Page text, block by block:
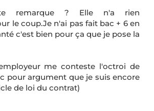
remarque ? Elle n'a rien
le coup.Je n'ai pas fait bac + 6 en
c'est bien pour ça que je pose la
me conteste l'octroi de
pour argument que je suis encore
de loi du contrat)